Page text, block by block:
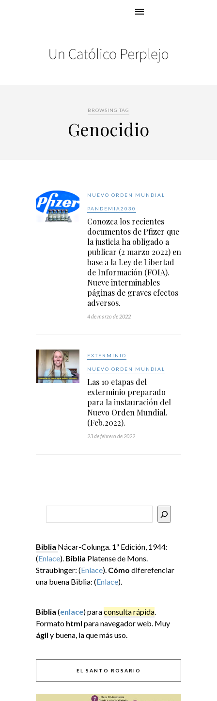
BROWSING TAG
Genocidio
NUEVO ORDEN MUNDIAL
PANDEMIA2030
Conozca los recientes
documentos de Pfizer que
la justicia ha obligado a
publicar (2 marzo 2022) en
base a la Ley de Libertad
de Información (FOIA).
Nueve interminables
páginas de graves efectos
adversos.
4 de marzo de 2022
EXTERMINIO
NUEVO ORDEN MUNDIAL
Las 10 etapas del
exterminio preparado
para la instauración del
Nuevo Orden Mundial.
(Feb.2022).
23 de febrero de 2022
Biblia Nácar-Colunga. 1ª Edición, 1944:
(Enlace). Biblia Platense de Mons.
Straubinger: (Enlace). Cómo diferefenciar
una buena Biblia: (Enlace).
Biblia (enlace) paraconsulta rápida.
Formato html para navegador web. Muy
ágil y buena, la que más uso.
EL SANTO ROSARIO